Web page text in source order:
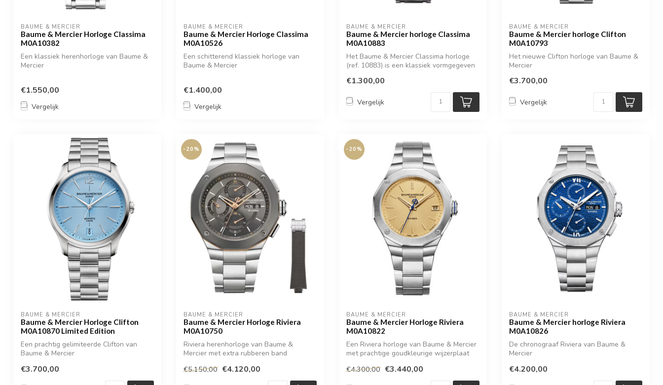
BAUME & MERCIER
Baume & Mercier Horloge Classima
M0A10382
Een klassiek herenhorloge van Baume &
Mercier
€1.550,00
Vergelijk
BAUME & MERCIER
Baume & Mercier Horloge Classima
M0A10526
Een schitterend klassiek horloge van
Baume & Mercier
€1.400,00
Vergelijk
BAUME & MERCIER
Baume & Mercier horloge Classima
M0A10883
Het Baume & Mercier Classima horloge
(ref. 10883) is een klassiek vormgegeven
€1.300,00
Vergelijk
BAUME & MERCIER
Baume & Mercier horloge Clifton
M0A10793
Het nieuwe Clifton horloge van Baume &
Mercier
€3.700,00
Vergelijk
BAUME & MERCIER
Baume & Mercier Horloge Clifton
M0A10870 Limited Edition
Een prachtig gelimiteerde Clifton van
Baume & Mercier
€3.700,00
-20%
BAUME & MERCIER
Baume & Mercier Horloge Riviera
M0A10750
Riviera herenhorloge van Baume &
Mercier met extra rubberen band
€5.150,00 €4.120,00
-20%
BAUME & MERCIER
Baume & Mercier Horloge Riviera
M0A10822
Een Riviera horloge van Baume & Mercier
met prachtige goudkleurige wijzerplaat
€4.300,00 €3.440,00
BAUME & MERCIER
Baume & Mercier horloge Riviera
M0A10826
De chronograaf Riviera van Baume &
Mercier
€4.200,00